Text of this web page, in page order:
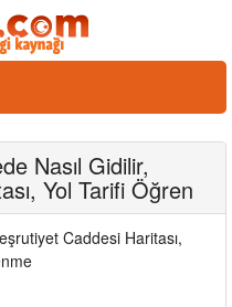
Nasıl Gidilir,
Yol Tarifi Öğren
Caddesi Haritası,